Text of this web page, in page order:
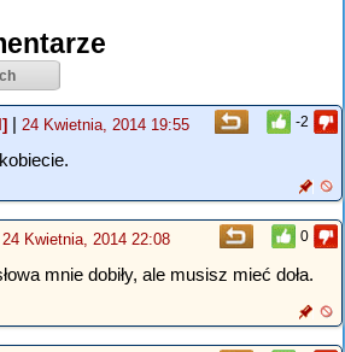
-2
| 24 Kwietnia, 2014 19:55
0
24 Kwietnia, 2014 22:08
mnie dobiły, ale musisz mieć doła.